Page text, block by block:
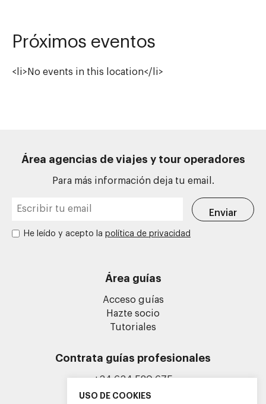
Próximos eventos
<li>No events in this location</li>
Área agencias de viajes y tour operadores
Para más información deja tu email.
He leído y acepto la política de privacidad
Área guías
Acceso guías
Hazte socio
Tutoriales
Contrata guías profesionales
+34 634 580 675
info@guiasoficialescv.com
USO DE COOKIES